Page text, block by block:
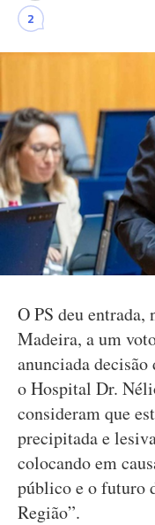
2
O PS deu
Madeira, a um
anunciada
o Hospital Dr.
consideram que
precipitada e
colocando em
público e o futuro
Região”.